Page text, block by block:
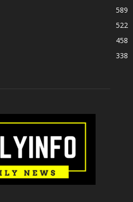
589
522
458
338